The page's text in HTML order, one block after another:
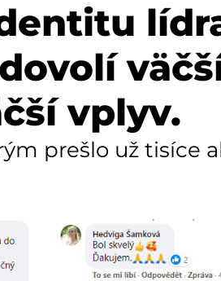
vplyv.
prešlo už tisíce